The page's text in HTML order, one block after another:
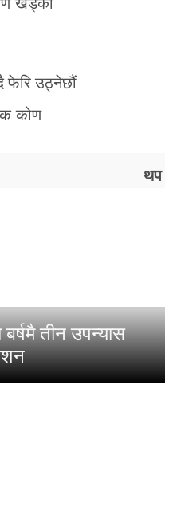
फेरि उठ्नेछौं
कोण
थप
तीन उपन्यास